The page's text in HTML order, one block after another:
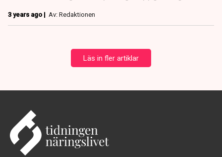
3 years ago | Av: Redaktionen
Läs in fler artiklar